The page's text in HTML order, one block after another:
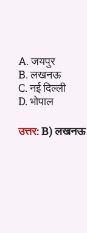
A. जयपुर
B. लखनऊ
C. नई दिल्ली
D. भोपाल
उत्तर:B) लखनऊ